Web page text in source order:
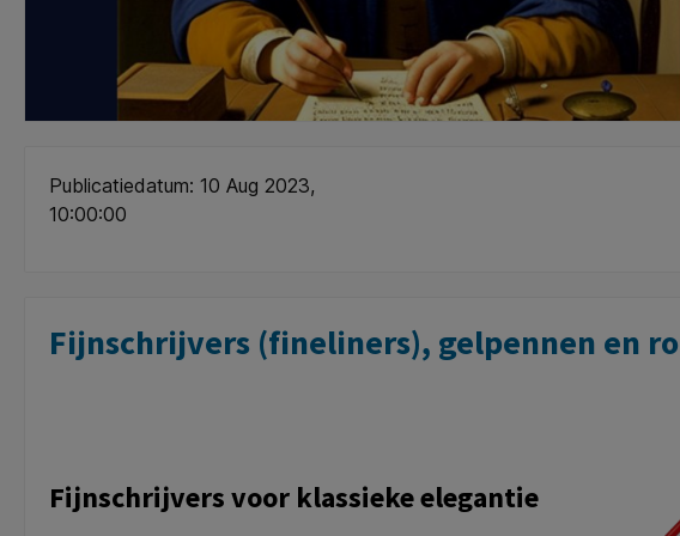
Publicatiedatum: 10 Aug 2023,
10:00:00
Fijnschrijvers (fineliners), gelpennen en
Fijnschrijvers voor klassieke elegantie